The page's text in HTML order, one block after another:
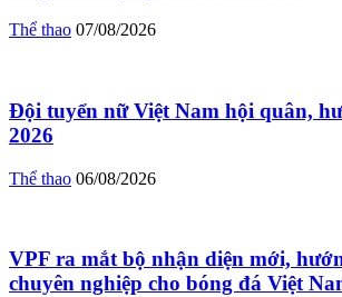
Thể thao 07/08/2026
Đội tuyển nữ Việt Nam hội quân,
2026
Thể thao 06/08/2026
VPF ra mắt bộ nhận diện mới,
chuyên nghiệp cho bóng đá Việt